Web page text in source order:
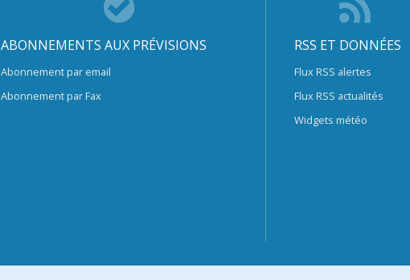
ABONNEMENTS AUX PRÉVISIONS
Abonnement par email
Abonnement par Fax
RSS ET DONNÉES
Flux RSS alertes
Flux RSS actualités
Widgets météo